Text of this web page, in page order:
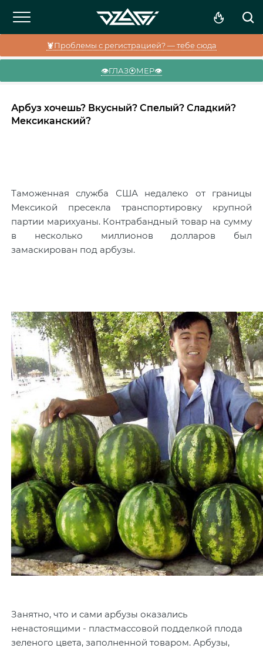
🦞Проблемы с регистрацией? — тебе сюда
👁️ГЛАЗ⦿МЕР👁️
Арбуз хочешь? Вкусный? Спелый? Сладкий?
Мексиканский?
Таможенная служба США недалеко от границы
Мексикой пресекла транспортировку крупной
партии марихуаны. Контрабандный товар на сумму
в несколько миллионов долларов был
замаскирован под арбузы.
Занятно, что и сами арбузы оказались
ненастоящими - пластмассовой подделкой плода
зеленого цвета, заполненной товаром. Арбузы,